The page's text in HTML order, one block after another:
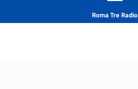
Roma Tre Radio